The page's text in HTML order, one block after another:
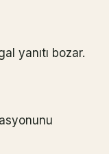
yanıtı bozar.